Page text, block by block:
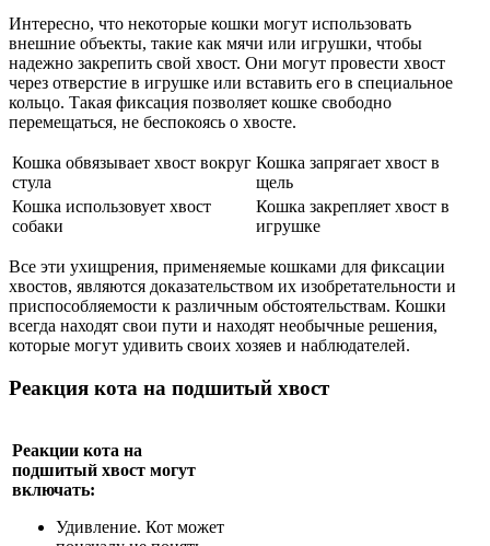
Интересно, что некоторые кошки могут использовать
внешние объекты, такие как мячи или игрушки, чтобы
надежно закрепить свой хвост. Они могут провести хвост
через отверстие в игрушке или вставить его в специальное
кольцо. Такая фиксация позволяет кошке свободно
перемещаться, не беспокоясь о хвосте.
Кошка обвязывает хвост вокруг
стула
Кошка запрягает хвост в
щель
Кошка использовует хвост
собаки
Кошка закрепляет хвост в
игрушке
Все эти ухищрения, применяемые кошками для фиксации
хвостов, являются доказательством их изобретательности и
приспособляемости к различным обстоятельствам. Кошки
всегда находят свои пути и находят необычные решения,
которые могут удивить своих хозяев и наблюдателей.
Реакция кота на подшитый хвост
Реакции кота на
подшитый хвост могут
включать:
Удивление. Кот может